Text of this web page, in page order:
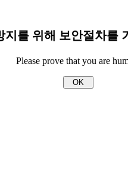
지를 위해 보안절차를
Please prove that you are